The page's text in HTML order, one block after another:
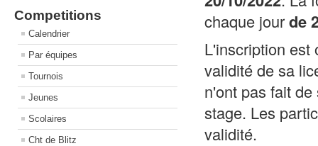
Competitions
Calendrier
Par équipes
Tournois
Jeunes
Scolaires
Cht de Blitz
chaque jourde
L'inscription est
validité de sa
n'ont pas fait
stage. Les
validité.